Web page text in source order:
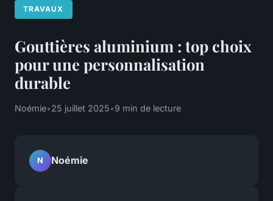
TRAVAUX
Gouttières aluminium : top choix
pour une personnalisation
durable
Noémie•25 juillet 2025•9 min de lecture
N Noémie